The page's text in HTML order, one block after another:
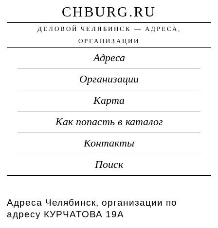
CHBURG.RU
ДЕЛОВОЙ ЧЕЛЯБИНСК — АДРЕСА,
ОРГАНИЗАЦИИ
Адреса
Организации
Карта
Как попасть в каталог
Контакты
Поиск
Адреса Челябинск, организации по
адресу КУРЧАТОВА 19А